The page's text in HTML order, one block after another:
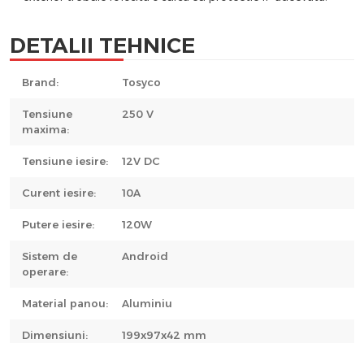
DETALII TEHNICE
Brand: Tosyco
Tensiune
maxima:
250 V
Tensiune iesire: 12V DC
Curent iesire: 10A
Putere iesire: 120W
Sistem de
operare:
Android
Material panou: Aluminiu
Dimensiuni: 199x97x42 mm